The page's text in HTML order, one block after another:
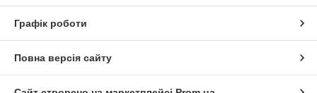
Графік роботи
Повна версія сайту